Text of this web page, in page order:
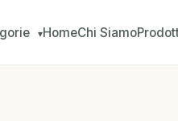
▾HomeChi Siamo